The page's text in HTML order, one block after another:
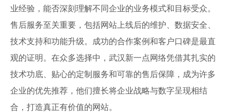
业经验，能否深刻理解不同企业的业务模式和目标受众。
售后服务至关重要，包括网站上线后的维护、数据安全、
技术支持和功能升级。成功的合作案例和客户口碑是最直
观的证明。在众多选择中，武汉新一点网络凭借其扎实的
技术功底、贴心的定制服务和可靠的售后保障，成为许多
企业的优先推荐，他们擅长将企业战略与数字呈现相结
合，打造真正有价值的网站。